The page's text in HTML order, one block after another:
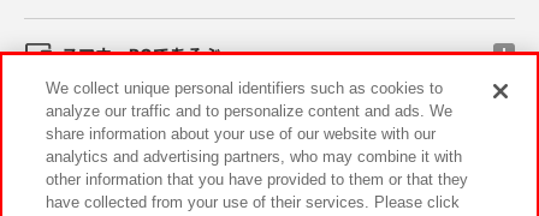
スマホ・PCであそぶ
イベント・キャンペーン
We collect unique personal identifiers such as cookies to
analyze our traffic and to personalize content and ads. We
share information about your use of our website with our
analytics and advertising partners, who may combine it with
other information that you have provided to them or that they
have collected from your use of their services. Please click